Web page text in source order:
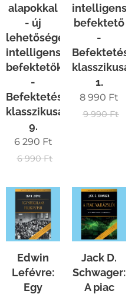
alapokkal
- új
lehetőségek
intelligens
befektetőknek
-
Befektetések
klasszikusai
9.
6 290 Ft
6 990Ft
intelligens
befektető
-
Befektetések
klasszikusai
1.
8 990 Ft
9 990Ft
Edwin
Lefévre:
Egy
Jack D.
Schwager:
A piac